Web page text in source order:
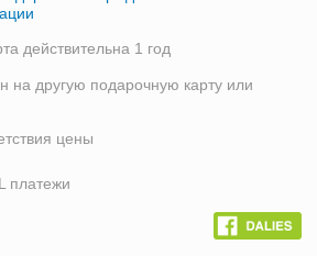
действительна 1 год
на другую подарочную карту или
цены
платежи